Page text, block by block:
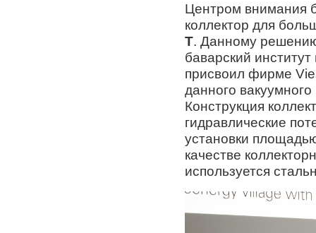
Центром внимания
коллектор для
T. Данному
баварский
присвоил фирме
данного
Конструкция
гидравлические
установки
качестве
используется